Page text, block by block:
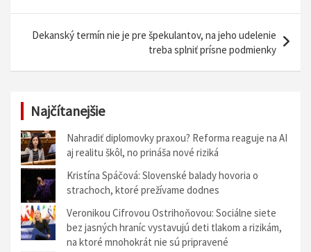
g
Dekanský termín nie je pre špekulantov, na jeho udelenie
treba splniť prísne podmienky
Najčítanejšie
Nahradiť diplomovky praxou? Reforma reaguje na AI
aj realitu škôl, no prináša nové riziká
Kristína Spáčová: Slovenské balady hovoria o
strachoch, ktoré prežívame dodnes
Veronikou Cifrovou Ostrihoňovou: Sociálne siete
bez jasných hraníc vystavujú deti tlakom a rizikám,
na ktoré mnohokrát nie sú pripravené